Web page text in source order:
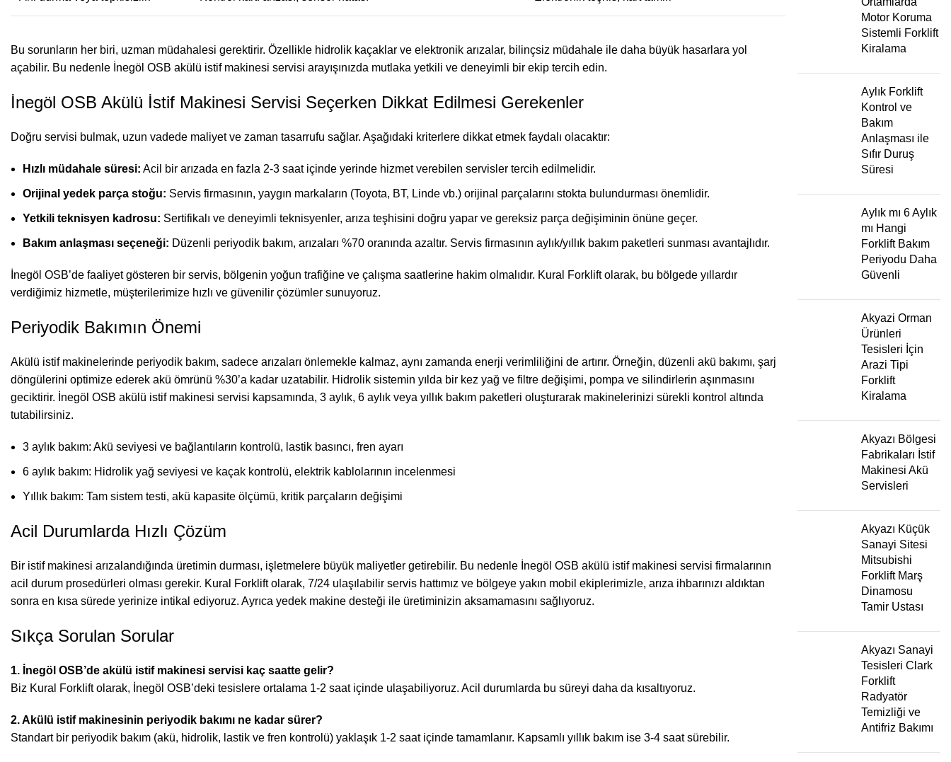
Bu sorunların her biri, uzman müdahalesi gerektirir. Özellikle hidrolik kaçaklar ve elektronik arızalar, bilinçsiz müdahale ile daha büyük hasarlara yol
açabilir. Bu nedenle İnegöl OSB akülü istif makinesi servisi arayışınızda mutlaka yetkili ve deneyimli bir ekip tercih edin.
İnegöl OSB Akülü İstif Makinesi Servisi Seçerken Dikkat Edilmesi Gerekenler
Doğru servisi bulmak, uzun vadede maliyet ve zaman tasarrufu sağlar. Aşağıdaki kriterlere dikkat etmek faydalı olacaktır:
Hızlı müdahale süresi: Acil bir arızada en fazla 2-3 saat içinde yerinde hizmet verebilen servisler tercih edilmelidir.
Orijinal yedek parça stoğu: Servis firmasının, yaygın markaların (Toyota, BT, Linde vb.) orijinal parçalarını stokta bulundurması önemlidir.
Yetkili teknisyen kadrosu: Sertifikalı ve deneyimli teknisyenler, arıza teşhisini doğru yapar ve gereksiz parça değişiminin önüne geçer.
Bakım anlaşması seçeneği: Düzenli periyodik bakım, arızaları %70 oranında azaltır. Servis firmasının aylık/yıllık bakım paketleri sunması avantajlıdır.
İnegöl OSB’de faaliyet gösteren bir servis, bölgenin yoğun trafiğine ve çalışma saatlerine hakim olmalıdır. Kural Forklift olarak, bu bölgede yıllardır
verdiğimiz hizmetle, müşterilerimize hızlı ve güvenilir çözümler sunuyoruz.
Periyodik Bakımın Önemi
Akülü istif makinelerinde periyodik bakım, sadece arızaları önlemekle kalmaz, aynı zamanda enerji verimliliğini de artırır. Örneğin, düzenli akü bakımı, şarj
döngülerini optimize ederek akü ömrünü %30’a kadar uzatabilir. Hidrolik sistemin yılda bir kez yağ ve filtre değişimi, pompa ve silindirlerin aşınmasını
geciktirir. İnegöl OSB akülü istif makinesi servisi kapsamında, 3 aylık, 6 aylık veya yıllık bakım paketleri oluşturarak makinelerinizi sürekli kontrol altında
tutabilirsiniz.
3 aylık bakım: Akü seviyesi ve bağlantıların kontrolü, lastik basıncı, fren ayarı
6 aylık bakım: Hidrolik yağ seviyesi ve kaçak kontrolü, elektrik kablolarının incelenmesi
Yıllık bakım: Tam sistem testi, akü kapasite ölçümü, kritik parçaların değişimi
Acil Durumlarda Hızlı Çözüm
Bir istif makinesi arızalandığında üretimin durması, işletmelere büyük maliyetler getirebilir. Bu nedenle İnegöl OSB akülü istif makinesi servisi firmalarının
acil durum prosedürleri olması gerekir. Kural Forklift olarak, 7/24 ulaşılabilir servis hattımız ve bölgeye yakın mobil ekiplerimizle, arıza ihbarınızı aldıktan
sonra en kısa sürede yerinize intikal ediyoruz. Ayrıca yedek makine desteği ile üretiminizin aksamamasını sağlıyoruz.
Sıkça Sorulan Sorular
1. İnegöl OSB’de akülü istif makinesi servisi kaç saatte gelir?
Biz Kural Forklift olarak, İnegöl OSB’deki tesislere ortalama 1-2 saat içinde ulaşabiliyoruz. Acil durumlarda bu süreyi daha da kısaltıyoruz.
2. Akülü istif makinesinin periyodik bakımı ne kadar sürer?
Standart bir periyodik bakım (akü, hidrolik, lastik ve fren kontrolü) yaklaşık 1-2 saat içinde tamamlanır. Kapsamlı yıllık bakım ise 3-4 saat sürebilir.
Motor Koruma
Sistemli Forklift
Kiralama
Aylık Forklift
Kontrol ve
Bakım
Anlaşması ile
Sıfır Duruş
Süresi
Aylık mı 6 Aylık
mı Hangi
Forklift Bakım
Periyodu Daha
Güvenli
Akyazi Orman
Ürünleri
Tesisleri İçin
Arazi Tipi
Forklift
Kiralama
Akyazı Bölgesi
Fabrikaları İstif
Makinesi Akü
Servisleri
Akyazı Küçük
Sanayi Sitesi
Mitsubishi
Forklift Marş
Dinamosu
Tamir Ustası
Akyazı Sanayi
Tesisleri Clark
Forklift
Radyatör
Temizliği ve
Antifriz Bakımı